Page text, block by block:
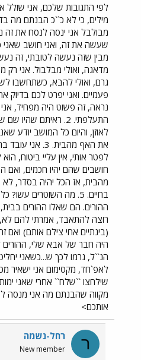
לפי התגובות שלכם, אני
מילים, כי לא כ``כ הבנתם מה
מבולבל אני ינסה לנסח את זה
שעשה את זה, ואני חושב
מבין שזה נעשה לטובתי, זה
מדאגה, ואולי מבלבול. אני
גרם, ואולי להבא, כשתחשבו
נראה, זה פשוט היה מפחיד,
התעלפתי. 2. ראיתם
לאוזן, והיום כל המושב יודע
את האף מהבית.
חושבים שהם יהיו חכמים, ואם
מהבית, אז הכל יהיה בסדר, לא
בחיים. 5. מה השוטרים
ההורים. הם שאלו ההורים
רוצה להתאבד, אמרתי להם
(בינתיים אחי צילם אותם)
הנ``ל, גרמו לכך ש...כשאני
לאפ`חד, מקסימום אני ישאיר
שילחצו ``שלח`` אחרי שאני ימות,
מקווה שהבנתם מה אני מנסה
אותכם>
ר רחל-נשמה
New member